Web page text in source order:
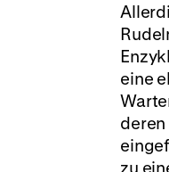
eine
zu